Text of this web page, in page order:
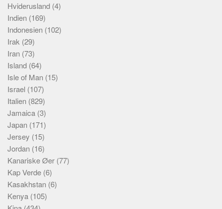
Hviderusland (4)
Indien (169)
Indonesien (102)
Irak (29)
Iran (73)
Island (64)
Isle of Man (15)
Israel (107)
Italien (829)
Jamaica (3)
Japan (171)
Jersey (15)
Jordan (16)
Kanariske Øer (77)
Kap Verde (6)
Kasakhstan (6)
Kenya (105)